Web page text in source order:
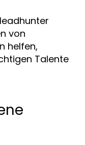
von
helfen,
Talente